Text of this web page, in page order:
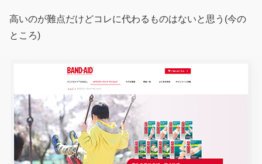
高いのが難点だけどコレに代わるものはないと思う(今の
ところ)